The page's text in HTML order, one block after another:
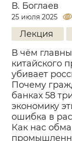
В. Боглаев
25 июля 2025
Лекция
В чём
китайского
убивает
Почему
банках 58
экономику
ошибка в
Как нас